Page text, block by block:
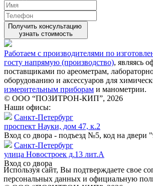
Получить консультацию
узнать стоимость
Работаем с производителями по
госту напрямую (производство), являясь
поставщиками по ареометрам,
оборудованию и аксессуаров для
измерительным приборам и манометрии.
© ООО “ПОЗИТРОН-КИП”, 2026
Наши офисы:
Санкт-Петербург
проспект Науки, дом 47, к.2
Вход со двора - подъезд №5, код на двери
Санкт-Петербург
улица Новостроек д.13 лит.А
Вход со двора
Используя сайт, Вы подтверждаете свое
персональных данных и официальную